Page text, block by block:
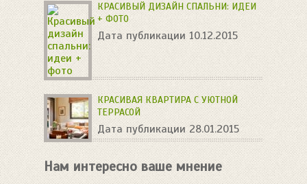
КРАСИВЫЙ ДИЗАЙН СПАЛЬНИ: ИДЕИ
+ ФОТО
Дата публикации 10.12.2015
КРАСИВАЯ КВАРТИРА С УЮТНОЙ
ТЕРРАСОЙ
Дата публикации 28.01.2015
Нам интересно ваше мнение